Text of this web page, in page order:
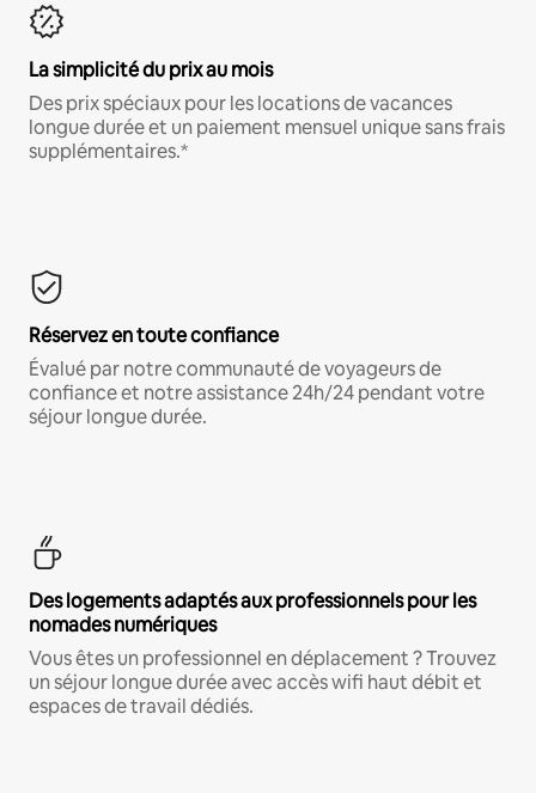
La simplicité du prix au mois
Des prix spéciaux pour les locations de vacances
longue durée et un paiement mensuel unique sans frais
supplémentaires.*
Réservez en toute confiance
Évalué par notre communauté de voyageurs de
confiance et notre assistance 24h/24 pendant votre
séjour longue durée.
Des logements adaptés aux professionnels pour les
nomades numériques
Vous êtes un professionnel en déplacement ? Trouvez
un séjour longue durée avec accès wifi haut débit et
espaces de travail dédiés.